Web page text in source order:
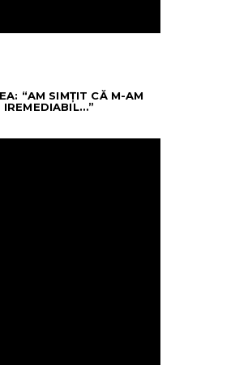
“AM SIMȚIT CĂ M-AM